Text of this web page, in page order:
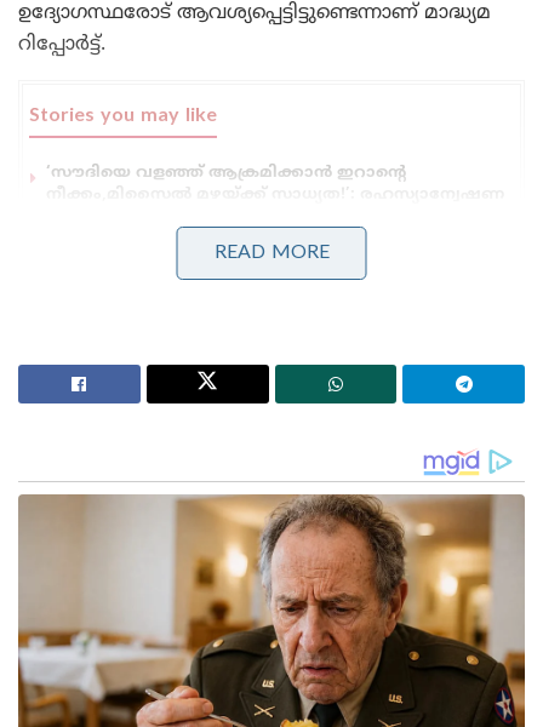
ഉദ്യോഗസ്ഥരോട് ആവശ്യപ്പെട്ടിട്ടുണ്ടെന്നാണ് മാദ്ധ്യമ
റിപ്പോര്‍ട്ട്.
Stories you may like
‘സൗദിയെ വളഞ്ഞ് ആക്രമിക്കാൻ ഇറാന്റെ
കുട്ടികളുടെ മാനസികാരോഗ്യം തകർത്തു, ഫോണിന്
അടിമകളാക്കി; മെറ്റയ്ക്ക് 4800 കോടിയുടെ വൻ പിഴ!’:
മലേഷ്യയില്‍ നിന്നുള്ള ഇലക്ട്രോണിക് ഉപകരണങ്ങള്‍
പരിശോധിക്കാനും ഗുണമേന്മയുള്ളതാണോ എന്ന്
അറിയിച്ചതായി റിപ്പോര്‍ട്ടുകളുണ്ട്. ഇലക്ട്രോണിക്
ഉല്‍പ്പന്ന ഇറക്കുമതി കൂടി
നിയന്ത്രണത്തിലാവുന്നതോടെ മലേഷ്യന്‍ സമ്പദ്
വ്യവസ്ഥയില്‍ കാര്യമായ ആഘാതമുണ്ടാക്കാന്‍
ഈയിടെയായി കാശ്മീരിന്റെ കാര്യത്തില്‍ മലേഷ്യന്‍
പ്രധാനമന്ത്രിയുള്‍പ്പെടെ ഇന്ത്യക്കെതിരേ
നീങ്ങിക്കൊണ്ടിരിയ്ക്കുകയായിരുന്നു. ആര്‍ട്ടിക്കില്‍
READ MORE